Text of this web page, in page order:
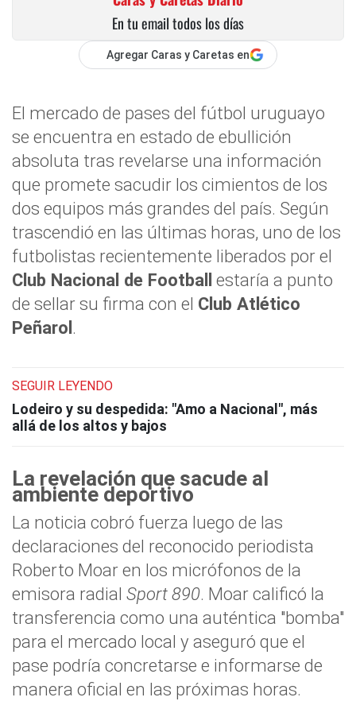
En tu email todos los días
Agregar Caras y Caretas en
El mercado de pases del fútbol uruguayo
se encuentra en estado de ebullición
absoluta tras revelarse una información
que promete sacudir los cimientos de los
dos equipos más grandes del país. Según
trascendió en las últimas horas, uno de los
futbolistas recientemente liberados por el
Club Nacional de Football estaría a punto
de sellar su firma con el Club Atlético
Peñarol.
SEGUIR LEYENDO
Lodeiro y su despedida: "Amo a Nacional", más
allá de los altos y bajos
La revelación que sacude al
ambiente deportivo
La noticia cobró fuerza luego de las
declaraciones del reconocido periodista
Roberto Moar en los micrófonos de la
emisora radial Sport 890. Moar calificó la
transferencia como una auténtica "bomba"
para el mercado local y aseguró que el
pase podría concretarse e informarse de
manera oficial en las próximas horas.